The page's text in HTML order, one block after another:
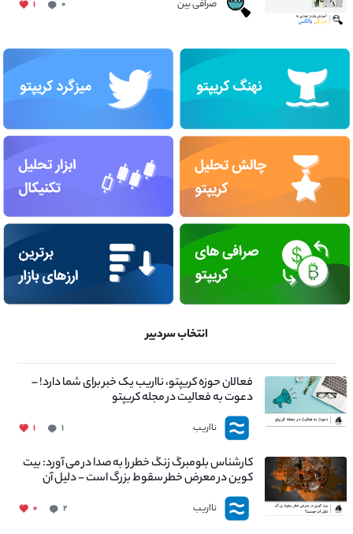
صرافی بین ۰ ۱
انتخاب سردبیر
فعالان حوزه کریپتو، نااریب یک خبر برای شما دارد! –
دعوت به فعالیت در مجله کریپتو
نااریب ۱ ۱
کارشناس بلومبرگ زنگ خطر را به صدا در می آورد: بیت
کوین در معرض خطر سقوط بزرگ است - دلیل آن
چیست؟
نااریب ۲ ۰